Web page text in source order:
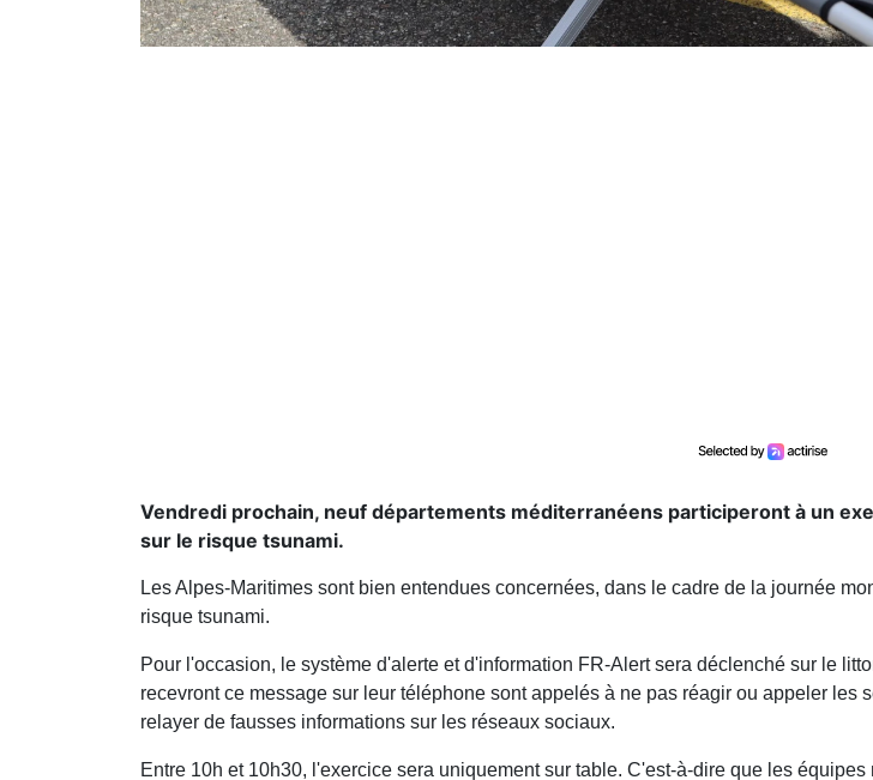
Vendredi prochain, neuf départements méditerranéens participeront à un
sur le risque tsunami.
Les Alpes-Maritimes sont bien entendues concernées, dans le cadre de la journée
risque tsunami.
Pour l'occasion, le système d'alerte et d'information FR-Alert sera déclenché sur le
recevront ce message sur leur téléphone sont appelés à ne pas réagir ou appeler les
relayer de fausses informations sur les réseaux sociaux.
Entre 10h et 10h30, l'exercice sera uniquement sur table. C'est-à-dire que les